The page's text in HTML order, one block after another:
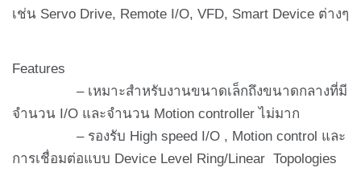
เช่น Servo Drive, Remote I/O, VFD, Smart Device ต่างๆ
Features
– เหมาะสำหรับงานขนาดเล็กถึงขนาดกลางที่มี
จำนวน I/O และจำนวน Motion controller ไม่มาก
– รองรับ High speed I/O , Motion control และ
การเชื่อมต่อแบบ Device Level Ring/Linear Topologies